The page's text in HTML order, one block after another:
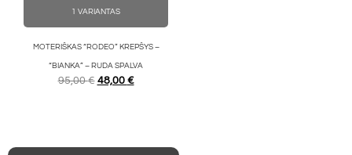
1 VARIANTAS
MOTERIŠKAS “RODEO” KREPŠYS –
“BIANKA” – RUDA SPALVA
95,00€ 48,00 €